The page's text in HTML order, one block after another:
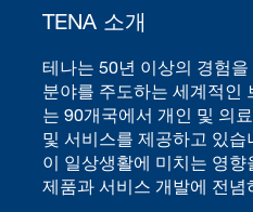
TENA 소개
테나는 50년 이상의 경험
분야를 주도하는 세계적인
는 90개국에서 개인 및 의
및 서비스를 제공하고 있
이 일상생활에 미치는 영
제품과 서비스 개발에 전념